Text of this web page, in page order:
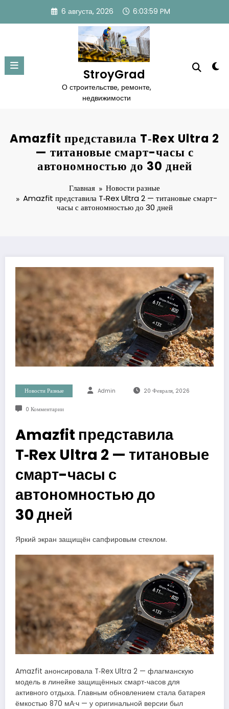
содержимому
6 августа, 2026 6:03:59 PM
StroyGrad
О строительстве, ремонте,
недвижимости
Amazfit представила T‑Rex Ultra 2
— титановые смарт-часы с
автономностью до 30 дней
Главная
Новости разные
Amazfit представила T‑Rex Ultra 2 — титановые смарт-
часы с автономностью до 30 дней
Новости Разные Admin 20 Февраля, 2026
0 Комментарии
Amazfit представила
T‑Rex Ultra 2 — титановые
смарт-часы с
автономностью до
30 дней
Яркий экран защищён сапфировым стеклом.
Amazfit анонсировала T‑Rex Ultra 2 — флагманскую
модель в линейке защищённых смарт‑часов для
активного отдыха. Главным обновлением стала батарея
ёмкостью 870 мА·ч — у оригинальной версии был